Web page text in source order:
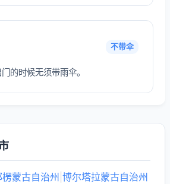
不带伞
的时候无须带雨伞。
楞蒙古自治州 博尔塔拉蒙古自治州